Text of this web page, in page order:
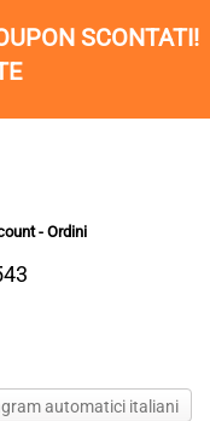
SCONTATI!
- Ordini
automatici italiani